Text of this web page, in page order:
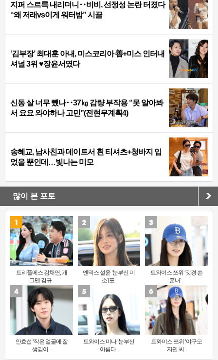
지퍼 스르륵 내리더니‥비비, 선정성 논란 터졌다
“왜 저래vs이게 워터밤” 시끌
‘김부장’ 최대훈 아내, 미스코리아 善+미스 인터내
셔널 3위 ♥장윤서였다
신동 살 너무 뺐나‥37㎏ 감량 부작용 “못 알아봐
서 요요 와야하나 고민”(전현무계획4)
송혜교, 남사친과 데이트서 흰 티셔츠+청바지 입
었을 뿐인데…빛나는 미모
많이 본 포토
트리플에스 김채연, 개
그맨 김규..
엔믹스 설윤 ‘눈부신 미
소’[포..
트와이스 쯔위 ‘갓경 쓴
훈녀’..
안효섭 ‘작은 얼굴에 잘
생김이 ..
트와이스 미나 ‘눈부신
아름다..
트와이스 쯔위 ‘야구모
자만 써..